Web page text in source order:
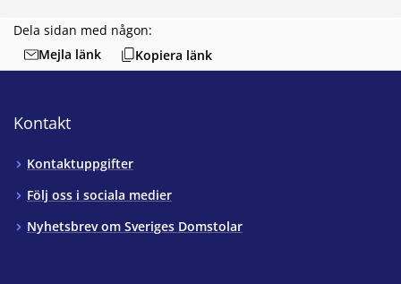
Dela sidan med någon:
Mejla länk
Kopiera länk
Kontakt
Kontaktuppgifter
Följ oss i sociala medier
Nyhetsbrev om Sveriges Domstolar